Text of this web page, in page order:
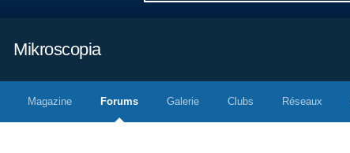
Mikroscopia
Magazine Forums Galerie Clubs Réseaux